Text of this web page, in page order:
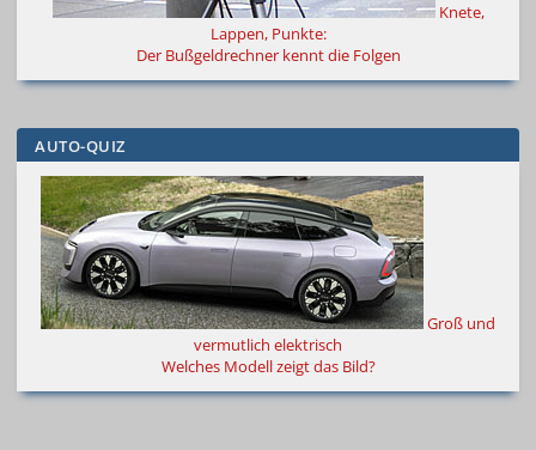
Knete,
Lappen, Punkte:
Der Bußgeldrechner kennt die Folgen
AUTO-QUIZ
Groß und
vermutlich elektrisch
Welches Modell zeigt das Bild?